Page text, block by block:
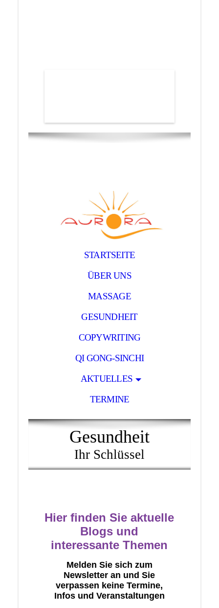
STARTSEITE
ÜBER UNS
MASSAGE
GESUNDHEIT
COPYWRITING
QI GONG-SINCHI
AKTUELLES
TERMINE
Gesundheit
Ihr Schlüssel
Hier finden Sie aktuelle
Blogs und
interessante Themen
Melden Sie sich zum
Newsletter an und Sie
verpassen keine Termine,
Infos und Veranstaltungen